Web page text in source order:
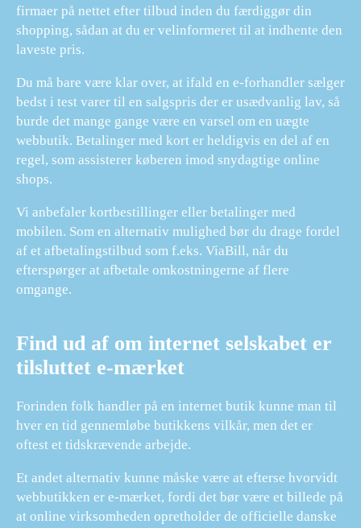
firmaer på nettet efter tilbud inden du færdiggør din
shopping, sådan at du er velinformeret til at indhente den
laveste pris.
Du må bare være klar over, at ifald en e-forhandler sælger
bedst i test varer til en salgspris der er usædvanlig lav, så
burde det mange gange være en varsel om en uægte
webbutik. Betalinger med kort er heldigvis en del af en
regel, som assisterer køberen imod snydagtige online
shops.
Vi anbefaler kortbestillinger eller betalinger med
mobilen. Som en alternativ mulighed bør du drage fordel
af et afbetalingstilbud som f.eks. ViaBill, når du
efterspørger at afbetale omkostningerne af flere
omgange.
Find ud af om internet selskabet er
tilsluttet e-mærket
Forinden folk handler på en internet butik kunne man til
hver en tid gennemløbe butikkens vilkår, men det er
oftest et tidskrævende arbejde.
Et andet alternativ kunne måske være at efterse hvorvidt
webbutikken er e-mærket, fordi det bør være et billede på
at online virksomheden opretholder de officielle danske